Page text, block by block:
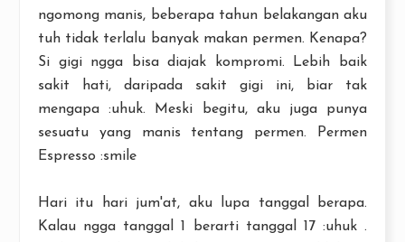
ngomong manis, beberapa tahun belakangan aku
tuh tidak terlalu banyak makan permen. Kenapa?
Si gigi ngga bisa diajak kompromi. Lebih baik
sakit hati, daripada sakit gigi ini, biar tak
mengapa :uhuk. Meski begitu, aku juga punya
sesuatu yang manis tentang permen. Permen
Espresso :smile
Hari itu hari jum'at, aku lupa tanggal berapa.
Kalau ngga tanggal 1 berarti tanggal 17 :uhuk .